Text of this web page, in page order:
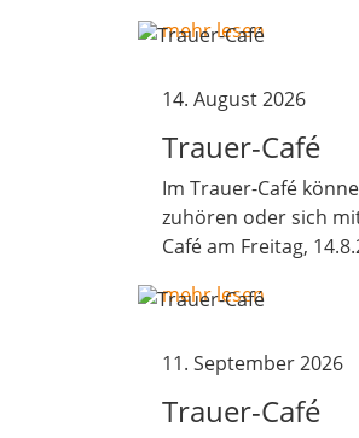
mehr lesen
14. August 2026
Trauer-Café
Im Trauer-Café
zuhören oder sich
Café am Freitag,
mehr lesen
11. September 2026
Trauer-Café